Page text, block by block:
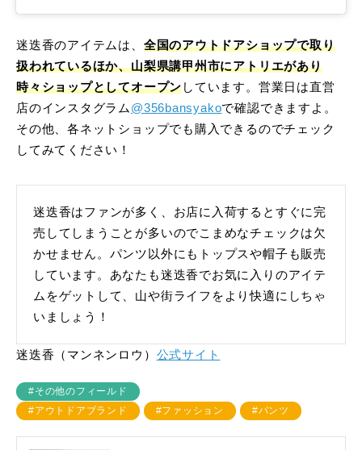
迷迭香のアイテムは、 全国のアウトドアショップで取り
扱われているほか、山梨県講甲州市にアトリエがあり
時々ショップとしてオープンしています。営業日は直営
店のインスタグラム @356bansyakoで確認できますよ。
その他、各ネットショップでも購入できるのでチェック
してみてください！
迷迭香はファンが多く、お店に入荷するとすぐに完
売してしまうことが多いのでこまめなチェックは欠
かせません。パンツ以外にもトップスや帽子も販売
しています。あなたも迷迭香でお気に入りのアイテ
ムをゲットして、山や街ライフをより快適にしちゃ
いましょう！
迷迭香（マンネンロウ） 公式サイト
#その他のフィールド
#アウトドアブランド
#ファッション #パンツ